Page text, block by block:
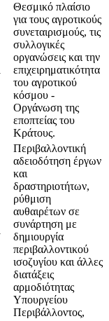
Θεσμικό πλαίσιο
για τους αγροτικούς
συνεταιρισμούς, τις
συλλογικές
οργανώσεις και την
επιχειρηματικότητα
του αγροτικού
κόσμου -
Οργάνωση της
εποπτείας του
Κράτους.
Περιβαλλοντική
αδειοδότηση έργων
και
δραστηριοτήτων,
ρύθμιση
αυθαιρέτων σε
συνάρτηση με
δημιουργία
περιβαλλοντικού
ισοζυγίου και άλλες
διατάξεις
αρμοδιότητας
Υπουργείου
Περιβάλλοντος,